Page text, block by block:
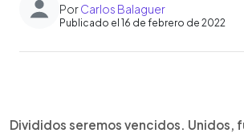
PorCarlos Balaguer
Publicado el 16 de febrero de 2022
► Escuchar artículo
Divididos seremos vencidos. Unidos,